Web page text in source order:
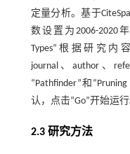
定量分析。基于
数设置为2006-2020
Types”根据研究内
journal、author、
“Pathfinder”和
认，点击“Go”开始运行
2.3 研究方法